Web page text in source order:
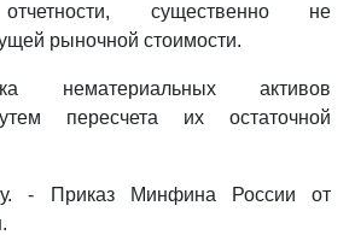
отчетности, существенно не
рыночной стоимости.
нематериальных активов
пересчета их остаточной
- Приказ Минфина России от